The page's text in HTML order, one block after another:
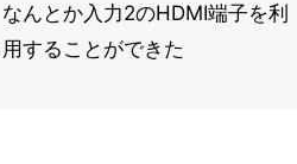
なんとか入力2のHDMI端子を利
用することができた